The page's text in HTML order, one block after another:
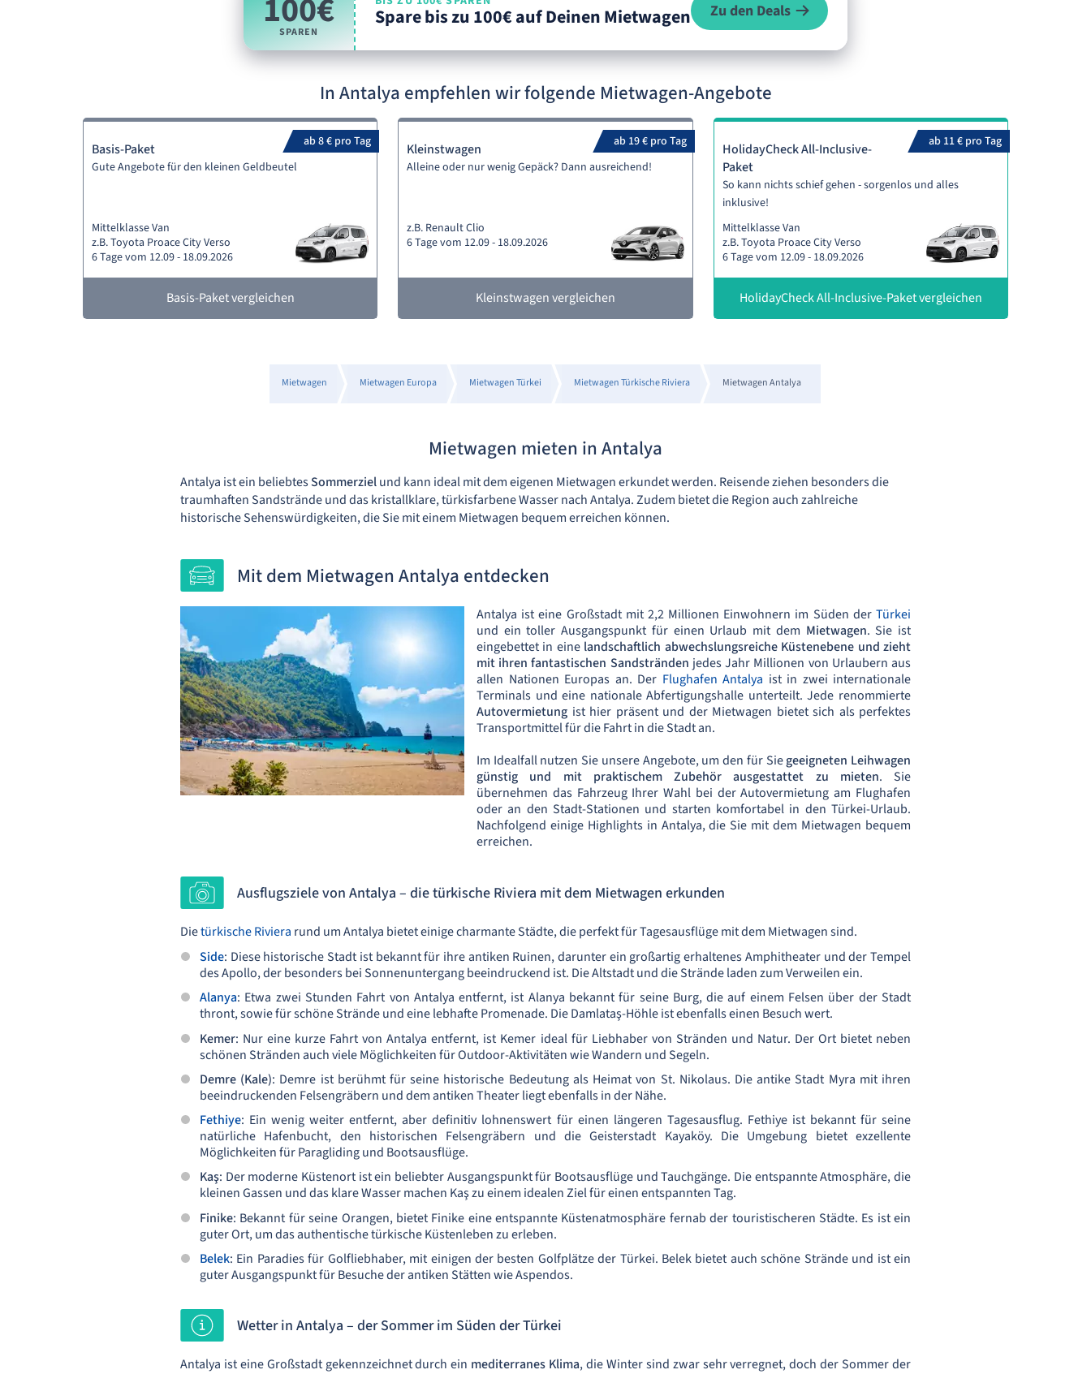
100€
SPAREN
Spare bis zu 100€ auf Deinen Mietwagen Zu den Deals
In Antalya empfehlen wir folgende Mietwagen-Angebote
ab 8 € pro Tag
Basis-Paket
Gute Angebote für den kleinen Geldbeutel
Mittelklasse Van
z.B. Toyota Proace City Verso
6 Tage vom 12.09 - 18.09.2026
Basis-Paket vergleichen
ab 19 € pro Tag
Kleinstwagen
Alleine oder nur wenig Gepäck? Dann ausreichend!
z.B. Renault Clio
6 Tage vom 12.09 - 18.09.2026
Kleinstwagen vergleichen
ab 11 € pro Tag
HolidayCheck All-Inclusive-
Paket
So kann nichts schief gehen - sorgenlos und alles
inklusive!
Mittelklasse Van
z.B. Toyota Proace City Verso
6 Tage vom 12.09 - 18.09.2026
HolidayCheck All-Inclusive-Paket vergleichen
Mietwagen Mietwagen Europa Mietwagen Türkei Mietwagen Türkische Riviera Mietwagen Antalya
Mietwagen mieten in Antalya
Antalya ist ein beliebtesSommerzielund kann ideal mit dem eigenen Mietwagen erkundet werden. Reisende ziehen besonders die
traumhaften Sandstrände und das kristallklare, türkisfarbene Wasser nach Antalya. Zudem bietet die Region auch zahlreiche
historische Sehenswürdigkeiten, die Sie mit einem Mietwagen bequem erreichen können.
Mit dem Mietwagen Antalya entdecken
Antalya ist eine Großstadt mit 2,2 Millionen Einwohnern im Süden der Türkei
und ein toller Ausgangspunkt für einen Urlaub mit dem Mietwagen. Sie ist
eingebettet in eine landschaftlich abwechslungsreiche Küstenebene und zieht
mit ihren fantastischen Sandstränden jedes Jahr Millionen von Urlaubern aus
allen Nationen Europas an. Der Flughafen Antalya ist in zwei internationale
Terminals und eine nationale Abfertigungshalle unterteilt. Jede renommierte
Autovermietung ist hier präsent und der Mietwagen bietet sich als perfektes
Transportmittel für die Fahrt in die Stadt an.
Im Idealfall nutzen Sie unsere Angebote, um den für Siegeeigneten Leihwagen
günstig und mit praktischem Zubehör ausgestattet zu mieten. Sie
übernehmen das Fahrzeug Ihrer Wahl bei der Autovermietung am Flughafen
oder an den Stadt-Stationen und starten komfortabel in den Türkei-Urlaub.
Nachfolgend einige Highlights in Antalya, die Sie mit dem Mietwagen bequem
erreichen.
Ausflugsziele von Antalya – die türkische Riviera mit dem Mietwagen erkunden
Dietürkische Riviera rund um Antalya bietet einige charmante Städte, die perfekt für Tagesausflüge mit dem Mietwagen sind.
Side: Diese historische Stadt ist bekannt für ihre antiken Ruinen, darunter ein großartig erhaltenes Amphitheater und der Tempel
des Apollo, der besonders bei Sonnenuntergang beeindruckend ist. Die Altstadt und die Strände laden zum Verweilen ein.
Alanya: Etwa zwei Stunden Fahrt von Antalya entfernt, ist Alanya bekannt für seine Burg, die auf einem Felsen über der Stadt
thront, sowie für schöne Strände und eine lebhafte Promenade. Die Damlataş-Höhle ist ebenfalls einen Besuch wert.
Kemer: Nur eine kurze Fahrt von Antalya entfernt, ist Kemer ideal für Liebhaber von Stränden und Natur. Der Ort bietet neben
schönen Stränden auch viele Möglichkeiten für Outdoor-Aktivitäten wie Wandern und Segeln.
Demre (Kale): Demre ist berühmt für seine historische Bedeutung als Heimat von St. Nikolaus. Die antike Stadt Myra mit ihren
beeindruckenden Felsengräbern und dem antiken Theater liegt ebenfalls in der Nähe.
Fethiye: Ein wenig weiter entfernt, aber definitiv lohnenswert für einen längeren Tagesausflug. Fethiye ist bekannt für seine
natürliche Hafenbucht, den historischen Felsengräbern und die Geisterstadt Kayaköy. Die Umgebung bietet exzellente
Möglichkeiten für Paragliding und Bootsausflüge.
Kaş: Der moderne Küstenort ist ein beliebter Ausgangspunkt für Bootsausflüge und Tauchgänge. Die entspannte Atmosphäre, die
kleinen Gassen und das klare Wasser machen Kaş zu einem idealen Ziel für einen entspannten Tag.
Finike: Bekannt für seine Orangen, bietet Finike eine entspannte Küstenatmosphäre fernab der touristischeren Städte. Es ist ein
guter Ort, um das authentische türkische Küstenleben zu erleben.
Belek: Ein Paradies für Golfliebhaber, mit einigen der besten Golfplätze der Türkei. Belek bietet auch schöne Strände und ist ein
guter Ausgangspunkt für Besuche der antiken Stätten wie Aspendos.
Wetter in Antalya – der Sommer im Süden der Türkei
Antalya ist eine Großstadt gekennzeichnet durch ein mediterranes Klima, die Winter sind zwar sehr verregnet, doch der Sommer der